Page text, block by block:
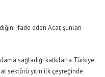
ifade eden Acar, şunları
sağladığı katkılarla Türkiye
sektörü yılın ilk çeyreğinde